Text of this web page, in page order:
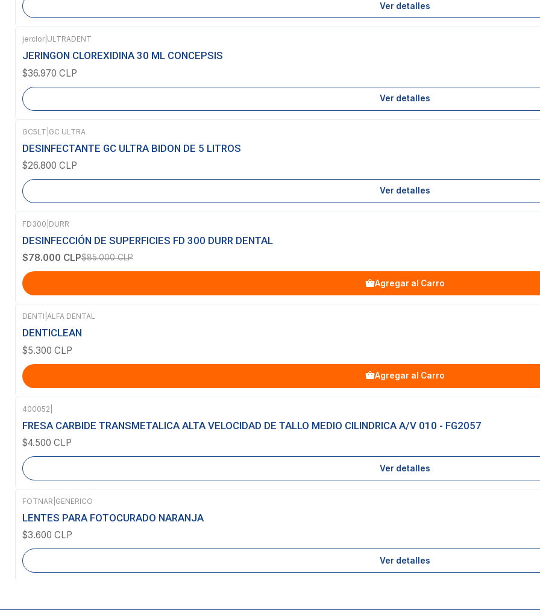
Ver detalles
Agotado
jerclor ULTRADENT
JERINGON CLOREXIDINA 30 ML CONCEPSIS
$36.970 CLP
Ver detalles
Agotado
GC5LT GC ULTRA
DESINFECTANTE GC ULTRA BIDON DE 5 LITROS
$26.800 CLP
Ver detalles
-8%OFF
FD300 DURR
DESINFECCIÓN DE SUPERFICIES FD 300 DURR DENTAL
$78.000 CLP$85.000 CLP
Agregar al Carro
DENTI ALFA DENTAL
DENTICLEAN
$5.300 CLP
Agregar al Carro
Agotado
400052
FRESA CARBIDE TRANSMETALICA ALTA VELOCIDAD DE TALLO MEDIO CILINDRICA A/V 010 - FG2057
$4.500 CLP
Ver detalles
Agotado
FOTNAR GENERICO
LENTES PARA FOTOCURADO NARANJA
$3.600 CLP
Ver detalles